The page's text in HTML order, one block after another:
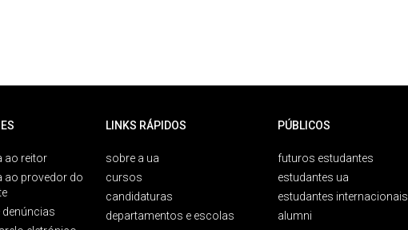
ao reitor
ao provedor do
denúncias
LINKS RÁPIDOS
sobre a ua
cursos
candidaturas
departamentos e escolas
PÚBLICOS
futuros estudantes
estudantes ua
estudantes internacionais
alumni